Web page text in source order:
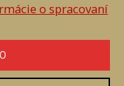
poradenstvo
o spracovaní